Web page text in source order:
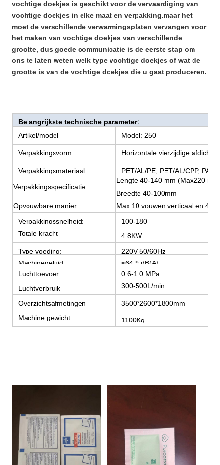
vochtige doekjes is geschikt voor de vervaardiging van
vochtige doekjes in elke maat en verpakking.maar het
moet de verschillende verwarmingsplaten vervangen voor
het maken van vochtige doekjes van verschillende
grootte, dus goede communicatie is de eerste stap om
ons te laten weten welk type vochtige doekjes of wat de
grootte is van de vochtige doekjes die u gaat produceren.
Belangrijkste technische parameter:
Artikel/model
Model: 250
Verpakkingsvorm: Horizontale vierzijdige
Verpakkingsmateriaal PET/AL/PE, PET/AL/CPP,
Verpakkingsspecificatie:
Lengte 40-140 mm (Max220
Breedte 40-100mm
Opvouwbare manier
Max 10 vouwen verticaal en 4
Verpakkingssnelheid:
100-180
zakken/minuut
Totale kracht
4.8KW
Type voeding:
220V 50/60Hz
Machinegeluid
≤64,9 dB(A)
Luchttoevoer
0,6-1,0 MPa
Luchtverbruik
300-500L/min
Overzichtsafmetingen
(L*W*H)
3500*2600*1800mm
Machine gewicht
1100Kg